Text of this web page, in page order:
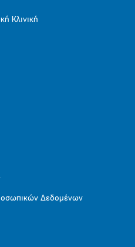
Κλινική
Δεδομένων